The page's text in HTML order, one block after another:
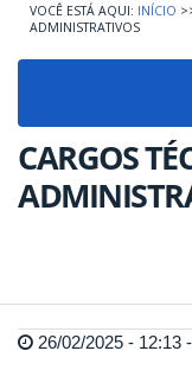
INÍCIO
ADMINISTRATIVOS
CARGOS
26/02/2025 - 12:13